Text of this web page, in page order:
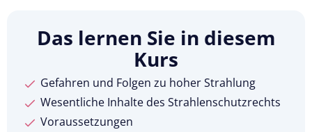
Das lernen Sie in diesem
Kurs
Gefahren und Folgen zu hoher Strahlung
Wesentliche Inhalte des Strahlenschutzrechts
Voraussetzungen